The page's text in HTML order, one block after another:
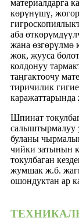
материалдарга
көрүнүшү,
аба
жана өзгөрүлмө
жок, жууса
колдонуу
таңгактоочу
тиричилик
каражаттарында
Шпинат
салыштырмалуу
буланы
чийки затынын
токулбаган
жумшак ж.б.
ошондуктан ар